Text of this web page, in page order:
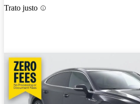
Trato justo